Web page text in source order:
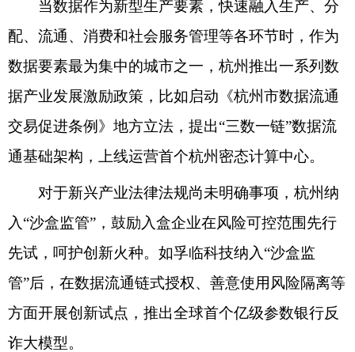
当数据作为新型生产要素，快速融入生产、分
配、流通、消费和社会服务管理等各环节时，作为
数据要素最为集中的城市之一，杭州推出一系列数
据产业发展激励政策，比如启动《杭州市数据流通
交易促进条例》地方立法，提出“三数一链”数据流
通基础架构，上线运营首个杭州密态计算中心。
对于新兴产业法律法规尚未明确事项，杭州纳
入“沙盒监管”，鼓励入盒企业在风险可控范围先行
先试，呵护创新火种。如孚临科技纳入“沙盒监
管”后，在数据流通链式授权、善意使用风险隔离等
方面开展创新试点，推出全球首个亿级参数银行反
诈大模型。